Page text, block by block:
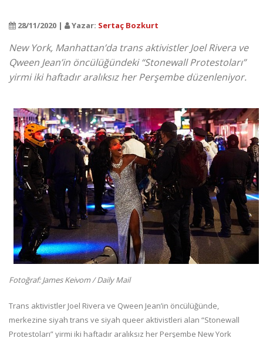
28/11/2020 | Yazar: Sertaç Bozkurt
New York, Manhattan’da trans aktivistler Joel Rivera ve
Qween Jean’in öncülüğündeki “Stonewall Protestoları”
yirmi iki haftadır aralıksız her Perşembe düzenleniyor.
Fotoğraf: James Keivom / Daily Mail
Trans aktivistler Joel Rivera ve Qween Jean’in öncülüğünde,
merkezine siyah trans ve siyah queer aktivistleri alan “Stonewall
Protestoları” yirmi iki haftadır aralıksız her Perşembe New York